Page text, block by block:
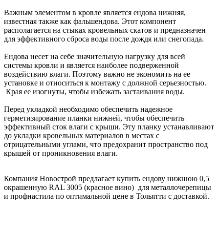
Важным элементом в кровле является ендова нижняя,
известная также как фальшендова. Этот компонент
располагается на стыках кровельных скатов и предназначен
для эффективного сброса воды после дождя или снегопада.
Ендова несет на себе значительную нагрузку для всей
системы кровли и является наиболее подверженной
воздействию влаги. Поэтому важно не экономить на ее
установке и относиться к монтажу с должной серьезностью.
Края ее изогнуты, чтобы избежать застаивания воды.
Перед укладкой необходимо обеспечить надежное
герметизирование планки нижней, чтобы обеспечить
эффективный сток влаги с крыши. Эту планку устанавливают
до укладки кровельных материалов в местах с
отрицательными углами, что предохранит пространство под
крышей от проникновения влаги.
Компания Новострой предлагает купить ендову нижнюю 0,5
окрашенную RAL 3005 (красное вино) для металлочерепицы
и профнастила по оптимальной цене в Тольятти с доставкой.